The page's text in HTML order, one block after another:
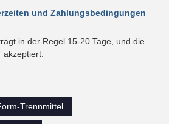
und Zahlungsbedingungen
in der Regel 15-20 Tage, und die
Trennmittel